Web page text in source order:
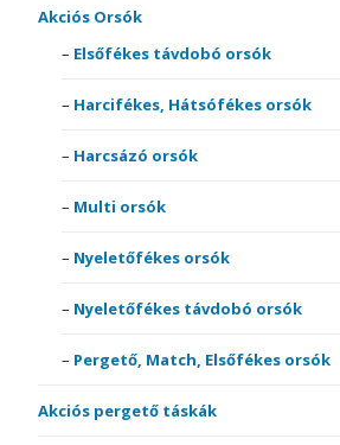
Akciós Orsók
Elsőfékes távdobó orsók
Harcifékes, Hátsófékes orsók
Harcsázó orsók
Multi orsók
Nyeletőfékes orsók
Nyeletőfékes távdobó orsók
Pergető, Match, Elsőfékes orsók
Akciós pergető táskák